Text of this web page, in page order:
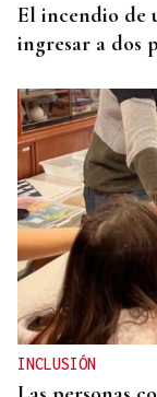
El incendio de
ingresar a dos
INCLUSIÓN